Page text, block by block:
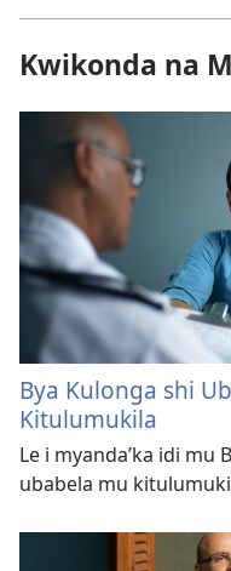
Kwikonda na
Bya Kulonga shi
Kitulumukila
Le i myanda’ka idi mu
ubabela mu